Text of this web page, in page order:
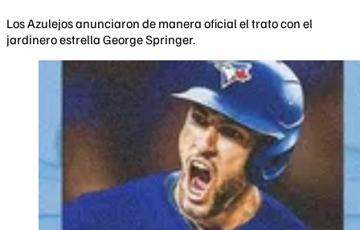
Los Azulejos anunciaron de manera oficial el trato con el
jardinero estrella George Springer.